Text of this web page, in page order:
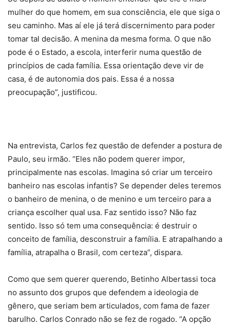
mulher do que homem, em sua consciência, ele que siga o
seu caminho. Mas aí ele já terá discernimento para poder
tomar tal decisão. A menina da mesma forma. O que não
pode é o Estado, a escola, interferir numa questão de
princípios de cada família. Essa orientação deve vir de
casa, é de autonomia dos pais. Essa é a nossa
preocupação”, justificou.
Na entrevista, Carlos fez questão de defender a postura de
Paulo, seu irmão. “Eles não podem querer impor,
principalmente nas escolas. Imagina só criar um terceiro
banheiro nas escolas infantis? Se depender deles teremos
o banheiro de menina, o de menino e um terceiro para a
criança escolher qual usa. Faz sentido isso? Não faz
sentido. Isso só tem uma consequência: é destruir o
conceito de família, desconstruir a família. E atrapalhando a
família, atrapalha o Brasil, com certeza”, dispara.
Como que sem querer querendo, Betinho Albertassi toca
no assunto dos grupos que defendem a ideologia de
gênero, que seriam bem articulados, com fama de fazer
barulho. Carlos Conrado não se fez de rogado. “A opção